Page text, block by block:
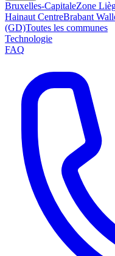
Bruxelles-CapitaleZone
Hainaut CentreBrabant
(GD)Toutes les communes
Technologie
FAQ